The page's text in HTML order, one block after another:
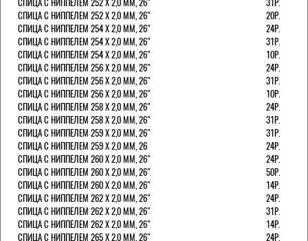
СПИЦА С НИППЕЛЕМ 252 Х 2,0 ММ, 26"
20Р.
СПИЦА С НИППЕЛЕМ 254 Х 2,0 ММ, 26"
24Р.
СПИЦА С НИППЕЛЕМ 254 Х 2,0 ММ, 26"
31Р.
СПИЦА С НИППЕЛЕМ 254 Х 2,0 ММ, 26"
10Р.
СПИЦА С НИППЕЛЕМ 256 Х 2,0 ММ, 26"
24Р.
СПИЦА С НИППЕЛЕМ 256 Х 2,0 ММ, 26"
31Р.
СПИЦА С НИППЕЛЕМ 256 Х 2,0 ММ, 26"
10Р.
СПИЦА С НИППЕЛЕМ 258 Х 2,0 ММ, 26"
24Р.
СПИЦА С НИППЕЛЕМ 258 Х 2,0 ММ, 26"
31Р.
СПИЦА С НИППЕЛЕМ 259 Х 2,0 ММ, 26"
31Р.
СПИЦА С НИППЕЛЕМ 259 Х 2,0 ММ, 26
24Р.
СПИЦА С НИППЕЛЕМ 260 Х 2,0 ММ, 26"
24Р.
СПИЦА С НИППЕЛЕМ 260 Х 2,0 ММ, 26"
50Р.
СПИЦА С НИППЕЛЕМ 260 Х 2,0 ММ, 26"
14Р.
СПИЦА С НИППЕЛЕМ 262 Х 2,0 ММ, 26"
24Р.
СПИЦА С НИППЕЛЕМ 262 Х 2,0 ММ, 26"
31Р.
СПИЦА С НИППЕЛЕМ 262 Х 2,0 ММ, 26"
14Р.
СПИЦА С НИППЕЛЕМ 265 Х 2,0 ММ, 26"
24Р.